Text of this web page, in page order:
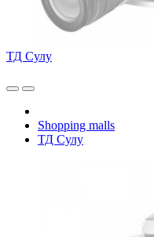
ТД Сулу
Shopping malls
ТД Сулу